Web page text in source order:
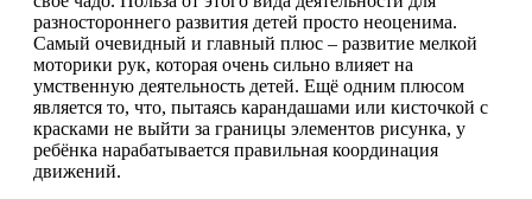
разностороннего развития детей просто неоценима.
Самый очевидный и главный плюс – развитие мелкой
моторики рук, которая очень сильно влияет на
умственную деятельность детей. Ещё одним плюсом
является то, что, пытаясь карандашами или кисточкой с
красками не выйти за границы элементов рисунка, у
ребёнка нарабатывается правильная координация
движений.